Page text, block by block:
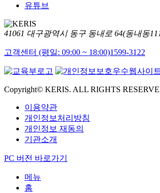
유튜브
41061 대구광역시 동구 동내로 64(동내동
고객센터 (평일: 09:00 ~ 18:00)1599-3122
Copyright© KERIS. ALL RIGHTS
이용약관
개인정보처리방침
개인정보 재동의
기관소개
PC 버전 바로가기
메뉴
홈